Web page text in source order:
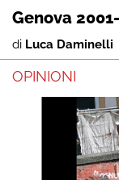
Genova
di Luca Daminelli
OPINIONI